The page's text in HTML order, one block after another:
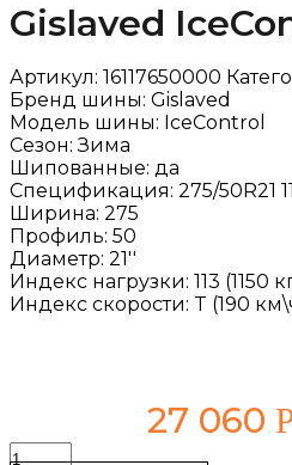
Gislaved
Артикул: 16117650000
Бренд шины: Gislaved
Модель шины: IceControl
Сезон:Зима
Шипованные: да
Спецификация: 275/50R21
Ширина: 275
Профиль: 50
Диаметр: 21''
Индекс нагрузки: 113 (1150
Индекс скорости: T (190
27 060
Количество